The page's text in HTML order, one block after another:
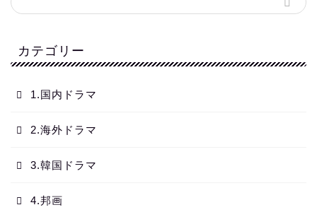
カテゴリー
1.国内ドラマ
2.海外ドラマ
3.韓国ドラマ
4.邦画